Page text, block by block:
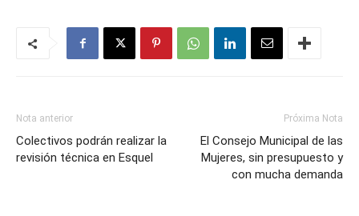
Nota anterior
Colectivos podrán realizar la
revisión técnica en Esquel
Próxima Nota
El Consejo Municipal de las
Mujeres, sin presupuesto y
con mucha demanda